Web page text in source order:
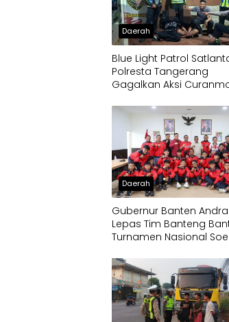
Daerah
Blue Light Patrol
Polresta Tangerang
Gagalkan Aksi
Daerah
Gubernur Banten
Lepas Tim Banteng
Turnamen Nasional